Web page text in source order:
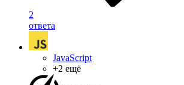
2
ответа
JavaScript
+2 ещё